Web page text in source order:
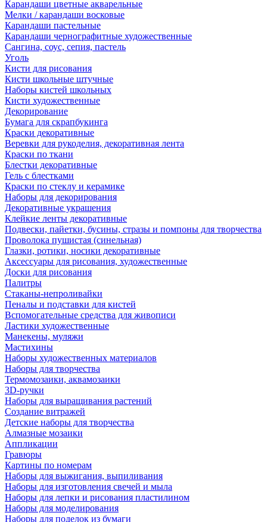
Карандаши цветные акварельные
Мелки / карандаши восковые
Карандаши пастельные
Карандаши чернографитные художественные
Сангина, соус, сепия, пастель
Уголь
Кисти для рисования
Кисти школьные штучные
Наборы кистей школьных
Кисти художественные
Декорирование
Бумага для скрапбукинга
Краски декоративные
Веревки для рукоделия, декоративная лента
Краски по ткани
Блестки декоративные
Гель с блестками
Краски по стеклу и керамике
Наборы для декорирования
Декоративные украшения
Клейкие ленты декоративные
Подвески, пайетки, бусины, стразы и помпоны для творчества
Проволока пушистая (синельная)
Глазки, ротики, носики декоративные
Аксессуары для рисования, художественные
Доски для рисования
Палитры
Стаканы-непроливайки
Пеналы и подставки для кистей
Вспомогательные средства для живописи
Ластики художественные
Манекены, муляжи
Мастихины
Наборы художественных материалов
Наборы для творчества
Термомозаики, аквамозаики
3D-ручки
Наборы для выращивания растений
Создание витражей
Детские наборы для творчества
Алмазные мозаики
Аппликации
Гравюры
Картины по номерам
Наборы для выжигания, выпиливания
Наборы для изготовления свечей и мыла
Наборы для лепки и рисования пластилином
Наборы для моделирования
Наборы для поделок из бумаги